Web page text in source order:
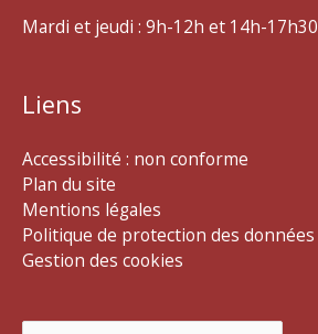
Mardi et jeudi : 9h-12h et 14h-17h30
Liens
Accessibilité : non conforme
Plan du site
Mentions légales
Politique de protection des données
Gestion des cookies